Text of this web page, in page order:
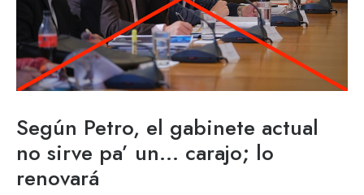
Según Petro, el gabinete actual
no sirve pa’ un… carajo; lo
renovará